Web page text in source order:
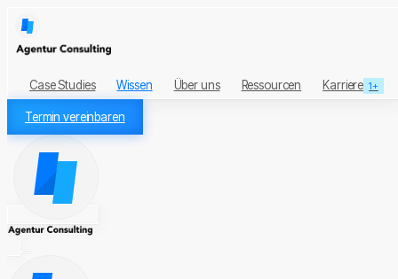
Case Studies Wissen Über uns Ressourcen Karriere 1+
Termin vereinbaren